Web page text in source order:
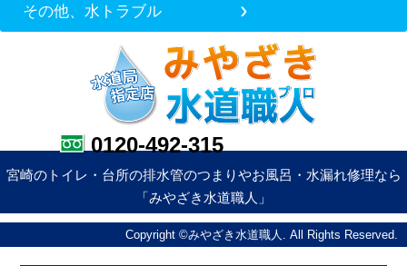
その他、水トラブル
0120-492-315
宮崎のトイレ・台所の排水管のつまりやお風呂・水漏れ修理なら
「みやざき水道職人」
Copyright ©みやざき水道職人. All Rights Reserved.